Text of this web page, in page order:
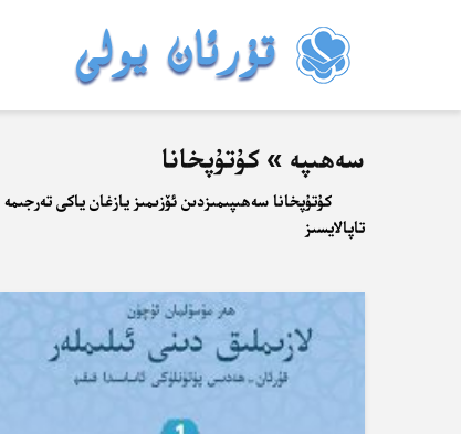
سەھىپە » كۇتۇپخانا
كۇتۇپخانا سەھىپىمىزدىن ئۆزىمىز يازغان ياكى
تاپالايسىز